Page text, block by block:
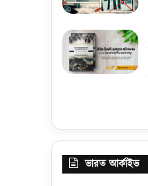
ভারত আর্কাইভ